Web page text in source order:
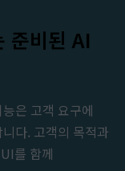
준비된 AI
은 고객 요구에
다. 고객의 목적과
를 함께